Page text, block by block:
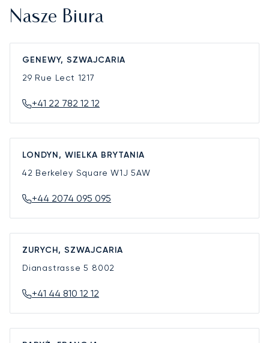
Nasze Biura
GENEWY, SZWAJCARIA
29 Rue Lect 1217
+41 22 782 12 12
LONDYN, WIELKA BRYTANIA
42 Berkeley SquareW1J 5AW
+44 2074 095 095
ZURYCH, SZWAJCARIA
Dianastrasse 5 8002
+41 44 810 12 12